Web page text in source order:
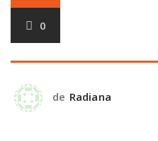
0
de Radiana